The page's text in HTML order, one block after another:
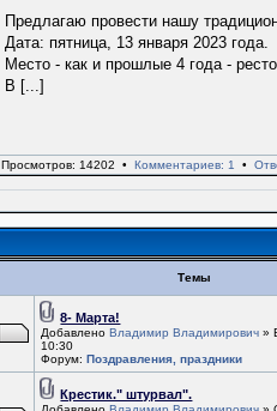
Предлагаю провести нашу
Дата: пятница, 13 января 2023 года.
Место - как и прошлые 4 года -
В [...]
Просмотров: 14202 •Комментариев: 1 •
Темы
8- Марта!
ДобавленоВладимир Владимирович »
10:30
Форум:Поздравления, праздники
Крестик." штурвал".